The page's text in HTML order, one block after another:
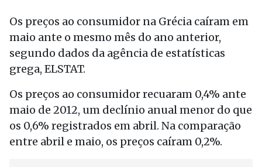
Os preços ao consumidor na Grécia caíram em
maio ante o mesmo mês do ano anterior,
segundo dados da agência de estatísticas
grega, ELSTAT.
Os preços ao consumidor recuaram 0,4% ante
maio de 2012, um declínio anual menor do que
os 0,6% registrados em abril. Na comparação
entre abril e maio, os preços caíram 0,2%.